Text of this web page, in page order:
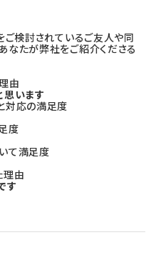
ご検討されているご友人や同
なたが弊社をご紹介くださる
由
思います
対応の満足度
度
て満足度
理由
す